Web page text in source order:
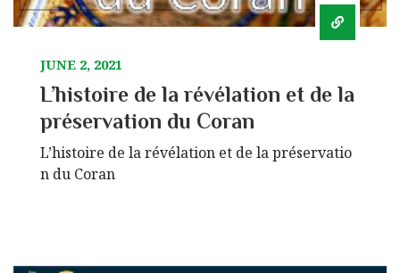
JUNE 2, 2021
L’histoire de la révélation et de la
préservation du Coran
L’histoire de la révélation et de la préservatio
n du Coran